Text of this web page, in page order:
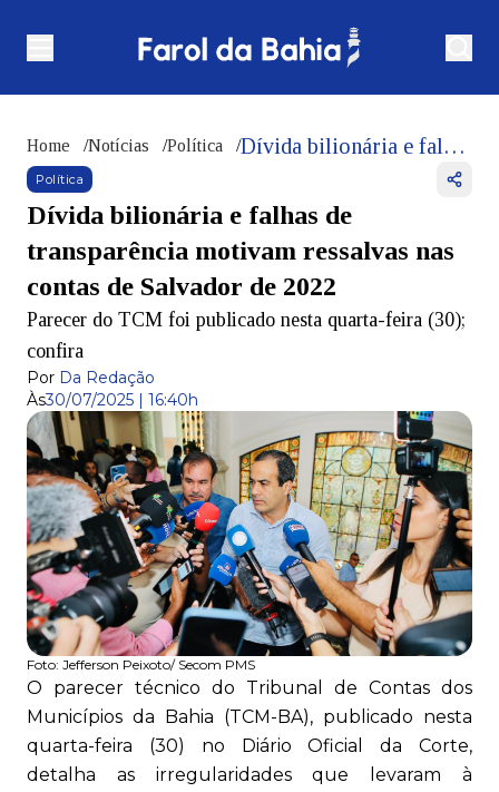
Home /Notícias /Política / Dívida bilionária e falhas de transparência motivam ressalvas nas contas de Salvador de 2022
Política
Dívida bilionária e falhas de
transparência motivam ressalvas nas
contas de Salvador de 2022
Parecer do TCM foi publicado nesta quarta-feira (30);
confira
Por Da Redação
Às30/07/2025 | 16:40h
Foto: Jefferson Peixoto/ Secom PMS
O parecer técnico do Tribunal de Contas dos
Municípios da Bahia (TCM-BA), publicado nesta
quarta-feira (30) no Diário Oficial da Corte,
detalha as irregularidades que levaram à